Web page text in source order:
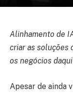
Alinhamento de
criar as soluções
os negócios
Apesar de ainda